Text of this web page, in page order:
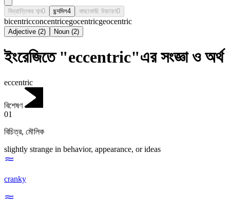
বিভ্রান্তিকর শব্দ0 ছন্দমিল4 কাছাকাছি উচ্চারণ0
bicentricconcentricegocentricgeocentric
Adjective (2) Noun (2)
ইংরেজিতে "eccentric"এর সংজ্ঞা ও অর্থ
eccentric
বিশেষণ
01
বিচিত্র, মৌলিক
slightly strange in behavior, appearance, or ideas
cranky